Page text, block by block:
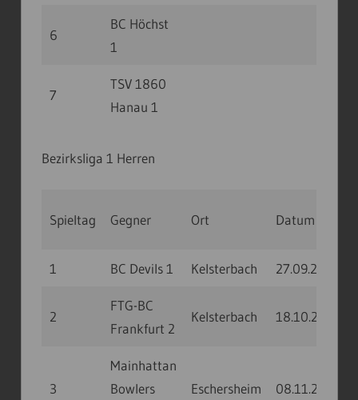
6
BC Höchst
1
7
TSV 1860
Hanau 1
Bezirksliga 1 Herren
Spieltag Gegner Ort Datum
1 BC Devils 1 Kelsterbach 27.09.20
2
FTG-BC
Frankfurt 2
Kelsterbach 18.10.20
3
Mainhattan
Bowlers
Eschersheim 08.11.20